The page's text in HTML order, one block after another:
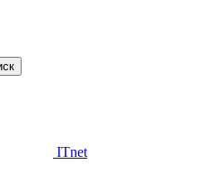
ITnet